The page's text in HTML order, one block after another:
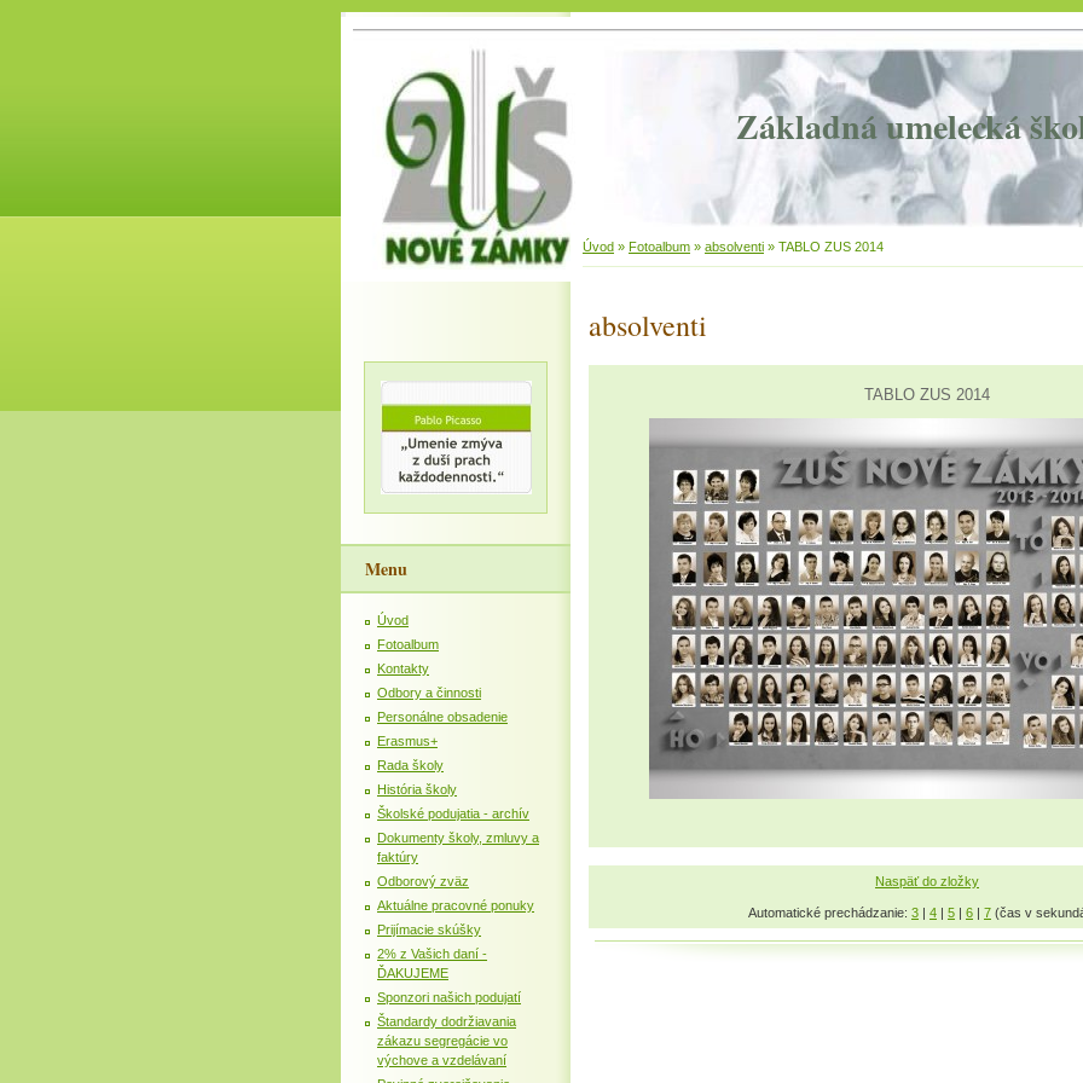
Základná umelecká
Úvod » Fotoalbum » absolventi » TABLO ZUS 2014
absolventi
TABLO ZUS 2014
Naspäť do zložky
Automatické prechádzanie: 3 | 4 | 5 | 6 | 7 (čas v
Menu
Úvod
Fotoalbum
Kontakty
Odbory a činnosti
Personálne obsadenie
Erasmus+
Rada školy
História školy
Školské podujatia - archív
Dokumenty školy, zmluvy a
faktúry
Odborový zväz
Aktuálne pracovné ponuky
Prijímacie skúšky
2% z Vašich daní -
ĎAKUJEME
Sponzori našich podujatí
Štandardy dodržiavania
zákazu segregácie vo
výchove a vzdelávaní